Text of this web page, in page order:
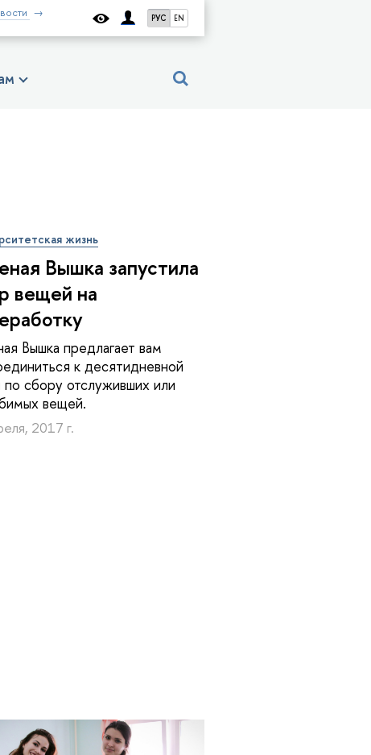
РУС EN
жизнь
Вышка запустила
вещей на
Вышка предлагает вам
к десятидневной
по сбору отслуживших или
вещей.
2017 г.